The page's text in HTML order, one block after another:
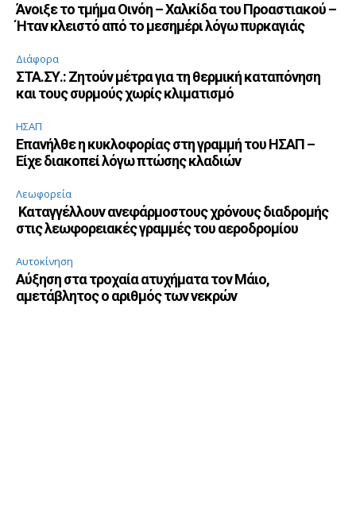
Άνοιξε το τμήμα Οινόη – Χαλκίδα του Προαστιακού –
Ήταν κλειστό από το μεσημέρι λόγω πυρκαγιάς
Διάφορα
ΣΤΑ.ΣΥ.: Ζητούν μέτρα για τη θερμική καταπόνηση
και τους συρμούς χωρίς κλιματισμό
ΗΣΑΠ
Επανήλθε η κυκλοφορίας στη γραμμή του ΗΣΑΠ –
Είχε διακοπεί λόγω πτώσης κλαδιών
Λεωφορεία
Καταγγέλλουν ανεφάρμοστους χρόνους διαδρομής
στις λεωφορειακές γραμμές του αεροδρομίου
Αυτοκίνηση
Αύξηση στα τροχαία ατυχήματα τον Μάιο,
αμετάβλητος ο αριθμός των νεκρών